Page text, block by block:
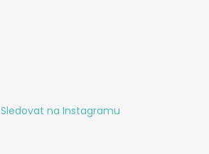
Sledovat na Instagramu